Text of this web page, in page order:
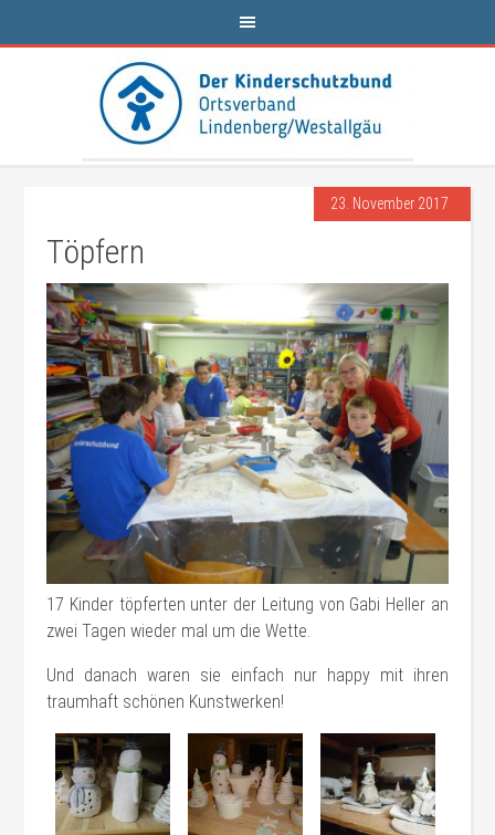
23. November 2017
Töpfern
17 Kinder töpferten unter der Leitung von Gabi Heller an
zwei Tagen wieder mal um die Wette.
Und danach waren sie einfach nur happy mit ihren
traumhaft schönen Kunstwerken!